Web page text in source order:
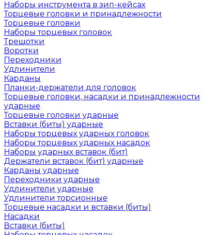
Наборы инструмента в зип-кейсах
Торцевые головки и принадлежности
Торцевые головки
Наборы торцевых головок
Трещотки
Воротки
Переходники
Удлинители
Карданы
Планки-держатели для головок
Торцевые головки, насадки и принадлежности
ударные
Торцевые головки ударные
Вставки (биты) ударные
Наборы торцевых ударных головок
Наборы торцевых ударных насадок
Наборы ударных вставок (бит)
Держатели вставок (бит) ударные
Карданы ударные
Переходники ударные
Удлинители ударные
Удлинители торсионные
Торцевые насадки и вставки (биты)
Насадки
Вставки (биты)